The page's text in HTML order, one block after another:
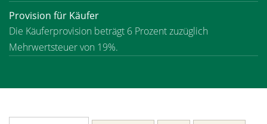
Provision für Käufer
Die Käuferprovision beträgt 6 Prozent zuzüglich
Mehrwertsteuer von 19%.